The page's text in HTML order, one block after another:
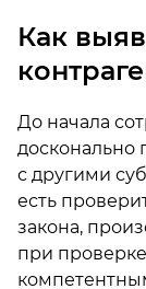
Как
До начала
досконально
с другими
есть
закона,
при